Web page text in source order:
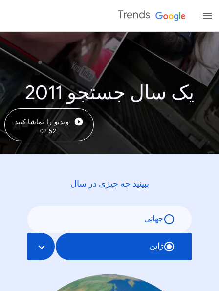
Trends
یک سال جستجو 2011
ویدیو را تماشا کنید
02:52
ببینید چه چیزی در سال
جهانی
ژاپن